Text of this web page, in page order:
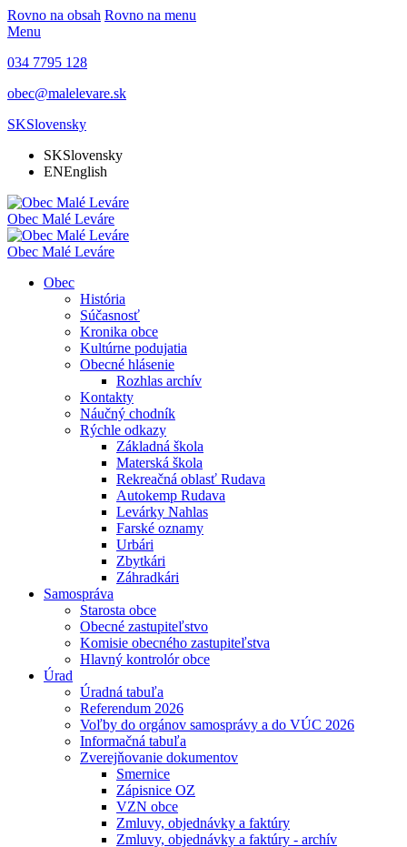
Rovno na obsah Rovno na menu
Menu
034 7795 128
obec@malelevare.sk
SKSlovensky
SKSlovensky
ENEnglish
Obec Malé Leváre
Obec Malé Leváre
Obec
História
Súčasnosť
Kronika obce
Kultúrne podujatia
Obecné hlásenie
Rozhlas archív
Kontakty
Náučný chodník
Rýchle odkazy
Základná škola
Materská škola
Rekreačná oblasť Rudava
Autokemp Rudava
Levárky Nahlas
Farské oznamy
Urbári
Zbytkári
Záhradkári
Samospráva
Starosta obce
Obecné zastupiteľstvo
Komisie obecného zastupiteľstva
Hlavný kontrolór obce
Úrad
Úradná tabuľa
Referendum 2026
Voľby do orgánov samosprávy a do VÚC 2026
Informačná tabuľa
Zverejňovanie dokumentov
Smernice
Zápisnice OZ
VZN obce
Zmluvy, objednávky a faktúry
Zmluvy, objednávky a faktúry - archív